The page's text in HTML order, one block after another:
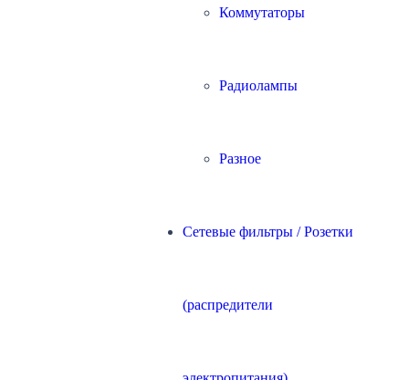
Коммутаторы
Радиолампы
Разное
Сетевые фильтры / Розетки
(распредители